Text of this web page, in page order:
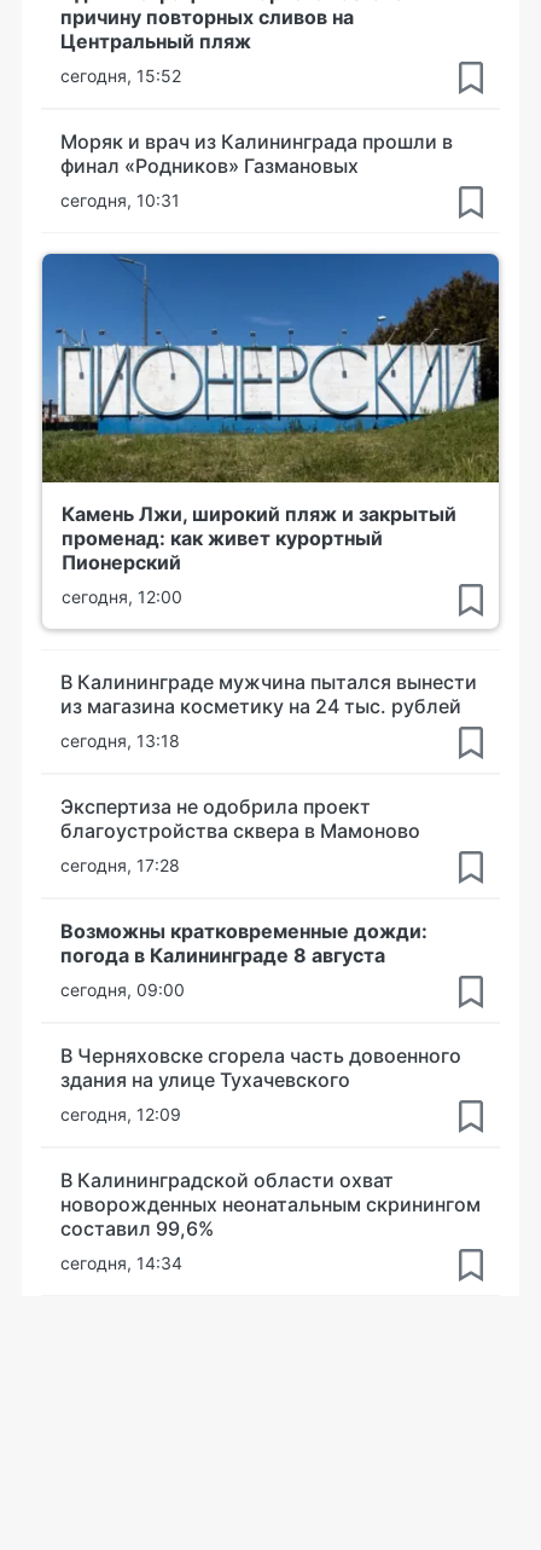
причину повторных сливов на
Центральный пляж
сегодня, 15:52
Моряк и врач из Калининграда прошли в
финал «Родников» Газмановых
сегодня, 10:31
Камень Лжи, широкий пляж и закрытый
променад: как живет курортный
Пионерский
сегодня, 12:00
В Калининграде мужчина пытался вынести
из магазина косметику на 24 тыс. рублей
сегодня, 13:18
Экспертиза не одобрила проект
благоустройства сквера в Мамоново
сегодня, 17:28
Возможны кратковременные дожди:
погода в Калининграде 8 августа
сегодня, 09:00
В Черняховске сгорела часть довоенного
здания на улице Тухачевского
сегодня, 12:09
В Калининградской области охват
новорожденных неонатальным скринингом
составил 99,6%
сегодня, 14:34